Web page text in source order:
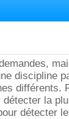
discipline
différents.
la
détecter